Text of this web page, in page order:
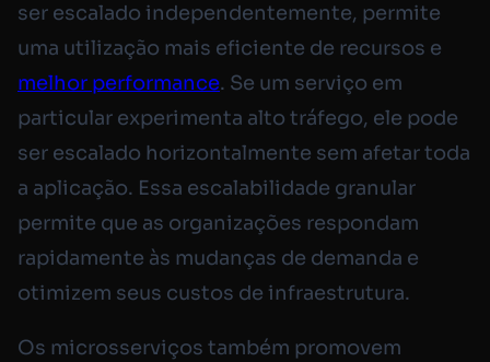
ser escalado independentemente, permite
uma utilização mais eficiente de recursos e
melhor performance. Se um serviço em
particular experimenta alto tráfego, ele pode
ser escalado horizontalmente sem afetar toda
a aplicação. Essa escalabilidade granular
permite que as organizações respondam
rapidamente às mudanças de demanda e
otimizem seus custos de infraestrutura.
Os microsserviços também promovem